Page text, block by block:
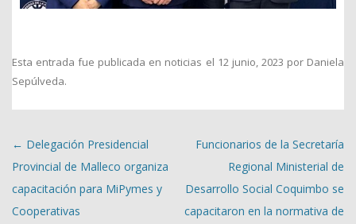
Esta entrada fue publicada en noticias el 12 junio, 2023 por Daniela
Sepúlveda.
Navegación de entradas
← Delegación Presidencial
Provincial de Malleco organiza
capacitación para MiPymes y
Cooperativas
Funcionarios de la Secretaría
Regional Ministerial de
Desarrollo Social Coquimbo se
capacitaron en la normativa de